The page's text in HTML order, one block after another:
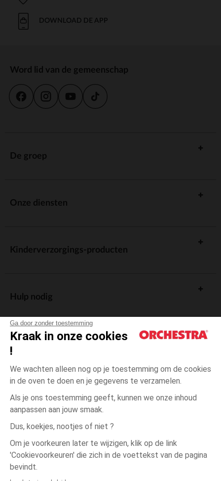
Ga door zonder toestemming
Kraak in onze cookies
!
We wachten alleen nog op je toestemming om de cookies
in de oven te doen en je gegevens te verzamelen.
Als je ons toestemming geeft, kunnen we onze inhoud
aanpassen aan jouw smaak.
Dus, koekjes, nootjes of niet ?
Om je voorkeuren later te wijzigen, klik op de link
'Cookievoorkeuren' die zich in de voettekst van de pagina
bevindt.
Ecru Ecru
3
DOWNLOAD DE APP
Word lid van de gemeenschap
De groep
Onze diensten
Kinderverzorgings-producten
Hulp nodig
Algemene verkoopsvoorwaarden
Wettelijke bepalingen
Persoonsgegevens